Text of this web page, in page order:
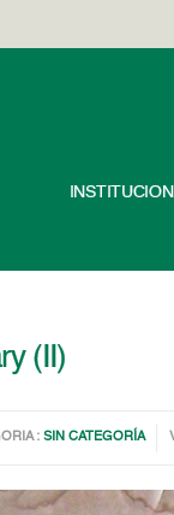
(II)
:SIN CATEGORÍA